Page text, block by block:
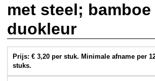
met steel; bamboe
duokleur
Prijs: € 3,20 per stuk. Minimale afname per
stuks.